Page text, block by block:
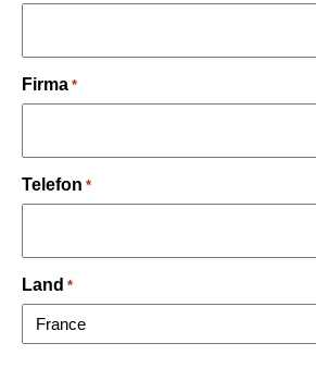
Firma *
Telefon *
Land *